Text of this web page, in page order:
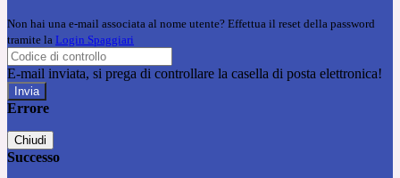
Non hai una e-mail associata al nome utente? Effettua il reset della password
tramite la Login Spaggiari
E-mail inviata, si prega di controllare la casella di posta elettronica!
Errore
Chiudi
Successo